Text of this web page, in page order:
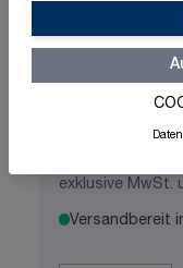
Schnelle
98,18 €
exklusive MwSt.
Versandbereit